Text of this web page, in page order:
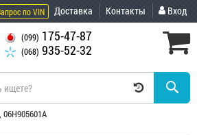
по VIN Доставка Контакты Вход
(099) 175-47-87
(068) 935-52-32